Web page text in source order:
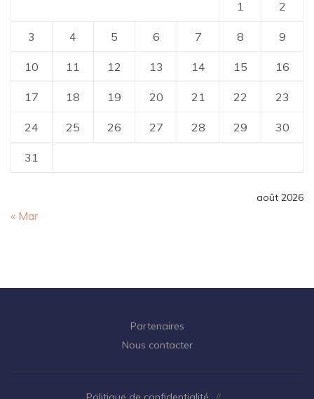
août 2026
1 2
3 4 5 6 7 8 9
10 11 12 13 14 15 16
17 18 19 20 21 22 23
24 25 26 27 28 29 30
31
« Mar
Partenaires
Nous contacter